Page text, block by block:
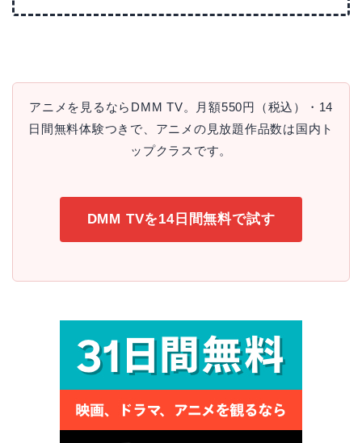
アニメを見るならDMM TV。月額550円（税込）・14
日間無料体験つきで、アニメの見放題作品数は国内ト
ップクラスです。
DMM TVを14日間無料で試す